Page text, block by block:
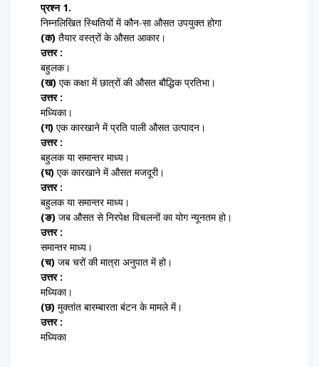
प्रश्न 1.
निम्नलिखित स्थितियों में कौन-सा औसत उपयुक्त होगा
(क) तैयार वस्त्रों के औसत आकार।
उत्तर :
बहुलक।
(ख) एक कक्षा में छात्रों की औसत बौद्धिक प्रतिभा।
उत्तर :
मध्यिका।
(ग) एक कारखाने में प्रति पाली औसत उत्पादन।
उत्तर :
बहुलक या समान्तर माध्य।
(घ) एक कारखाने में औसत मजदूरी।
उत्तर :
बहुलक या समान्तर माध्य।
(ङ) जब औसत से निरपेक्ष विचलनों का योग न्यूनतम हो।
उत्तर :
समान्तर माध्य।
(च) जब चरों की मात्रा अनुपात में हो।
उत्तर :
मध्यिका।
(छ) मुक्तांत बारम्बारता बंटन के मामले में।
उत्तर :
मध्यिका